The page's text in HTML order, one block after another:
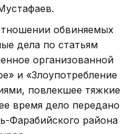
обвиняемых
дела по статьям
организованной
и «Злоупотребление
повлекшее тяжкие
время дело передано
Фарабийского района